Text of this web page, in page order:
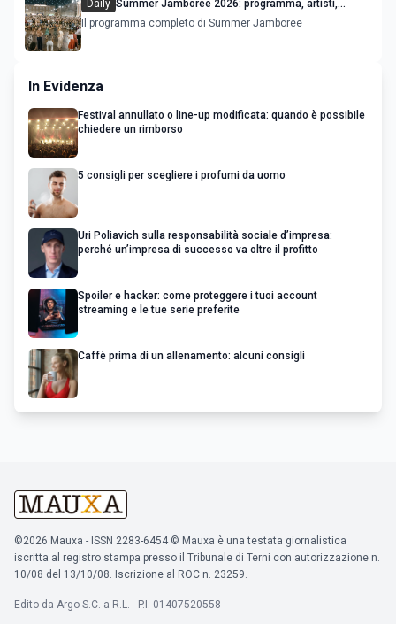
Daily Summer Jamboree 2026: programma, artisti,
concerti e appuntamenti a Senigallia
Il programma completo di Summer Jamboree
In Evidenza
Festival annullato o line-up modificata: quando è possibile
chiedere un rimborso
5 consigli per scegliere i profumi da uomo
Uri Poliavich sulla responsabilità sociale d’impresa:
perché un’impresa di successo va oltre il profitto
Spoiler e hacker: come proteggere i tuoi account
streaming e le tue serie preferite
Caffè prima di un allenamento: alcuni consigli
©2026 Mauxa - ISSN 2283-6454 © Mauxa è una testata giornalistica
iscritta al registro stampa presso il Tribunale di Terni con autorizzazione n.
10/08 del 13/10/08. Iscrizione al ROC n. 23259.
Edito da Argo S.C. a R.L. - P.I. 01407520558